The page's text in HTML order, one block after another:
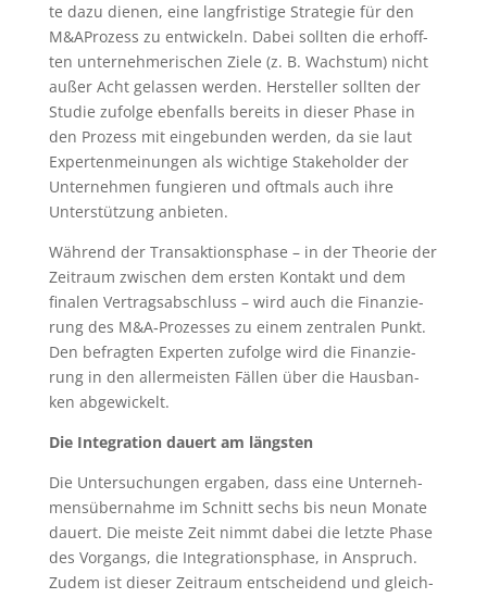
te dazu die­nen, eine lang­fris­ti­ge Stra­te­gie für den
M&AProzess zu ent­wi­ckeln. Dabei soll­ten die erhoff­
ten unter­neh­me­ri­schen Zie­le (z. B. Wachs­tum) nicht
außer Acht gelas­sen wer­den. Her­stel­ler soll­ten der
Stu­die zufol­ge eben­falls bereits in die­ser Pha­se in
den Pro­zess mit ein­ge­bun­den wer­den, da sie laut
Exper­ten­mei­nun­gen als wich­ti­ge Stake­hol­der der
Unter­neh­men fun­gie­ren und oft­mals auch ihre
Unter­stüt­zung anbieten.
Wäh­rend der Trans­ak­ti­ons­pha­se – in der Theo­rie der
Zeit­raum zwi­schen dem ers­ten Kon­takt und dem
fina­len Ver­trags­ab­schluss – wird auch die Finan­zie­
rung des M&A‑Prozesses zu einem zen­tra­len Punkt.
Den befrag­ten Exper­ten zufol­ge wird die Finan­zie­
rung in den aller­meis­ten Fäl­len über die Haus­ban­
ken abgewickelt.
Die Inte­gra­ti­on dau­ert am längsten
Die Unter­su­chun­gen erga­ben, dass eine Unter­neh­
mens­über­nah­me im Schnitt sechs bis neun Mona­te
dau­ert. Die meis­te Zeit nimmt dabei die letz­te Pha­se
des Vor­gangs, die Inte­gra­ti­ons­pha­se, in Anspruch.
Zudem ist die­ser Zeit­raum ent­schei­dend und gleich­